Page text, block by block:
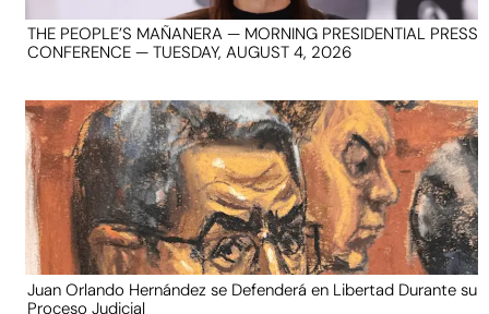
THE PEOPLE’S MAÑANERA — MORNING PRESIDENTIAL PRESS
CONFERENCE — TUESDAY, AUGUST 4, 2026
Juan Orlando Hernández se Defenderá en Libertad Durante su
Proceso Judicial